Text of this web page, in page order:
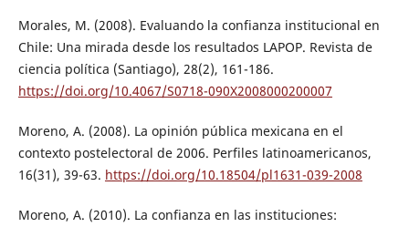
Morales, M. (2008). Evaluando la confianza institucional en
Chile: Una mirada desde los resultados LAPOP. Revista de
ciencia política (Santiago), 28(2), 161-186.
https://doi.org/10.4067/S0718-090X2008000200007
Moreno, A. (2008). La opinión pública mexicana en el
contexto postelectoral de 2006. Perfiles latinoamericanos,
16(31), 39-63. https://doi.org/10.18504/pl1631-039-2008
Moreno, A. (2010). La confianza en las instituciones: